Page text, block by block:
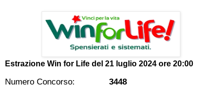
Estrazione Win for Life del 21 luglio 2024 ore 20:00
Numero Concorso: 3448